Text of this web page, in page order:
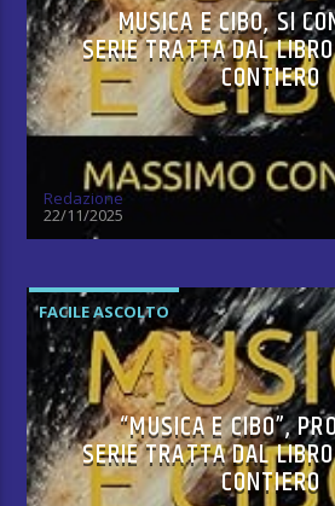
MUSICA E CIBO, SI
SERIE TRATTA DAL
CONTIERO
Redazione
22/11/2025
FACILE ASCOLTO
“MUSICA E CIBO”,
SERIE TRATTA DAL
CONTIERO